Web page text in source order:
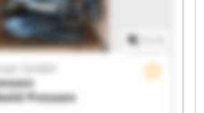
GmbH
Pressen